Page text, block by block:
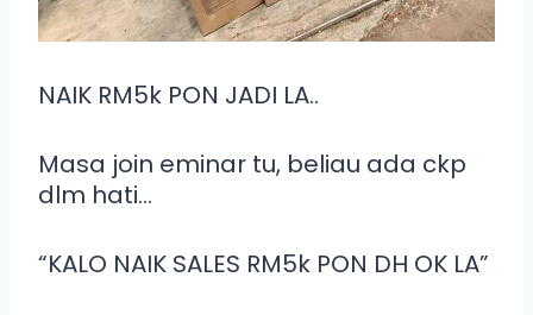
NAIK RM5k PON JADI LA..
Masa join eminar tu, beliau ada ckp
dlm hati…
“KALO NAIK SALES RM5k PON DH OK LA”